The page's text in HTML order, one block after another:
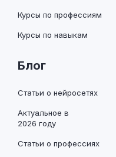
Курсы по профессиям
Курсы по навыкам
Блог
Статьи о нейросетях
Актуальное в
2026 году
Статьи о профессиях